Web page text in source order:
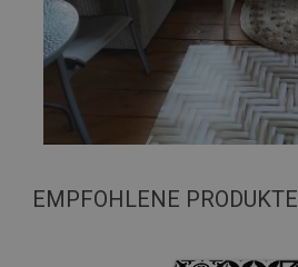
EMPFOHLENE PRODUKTE